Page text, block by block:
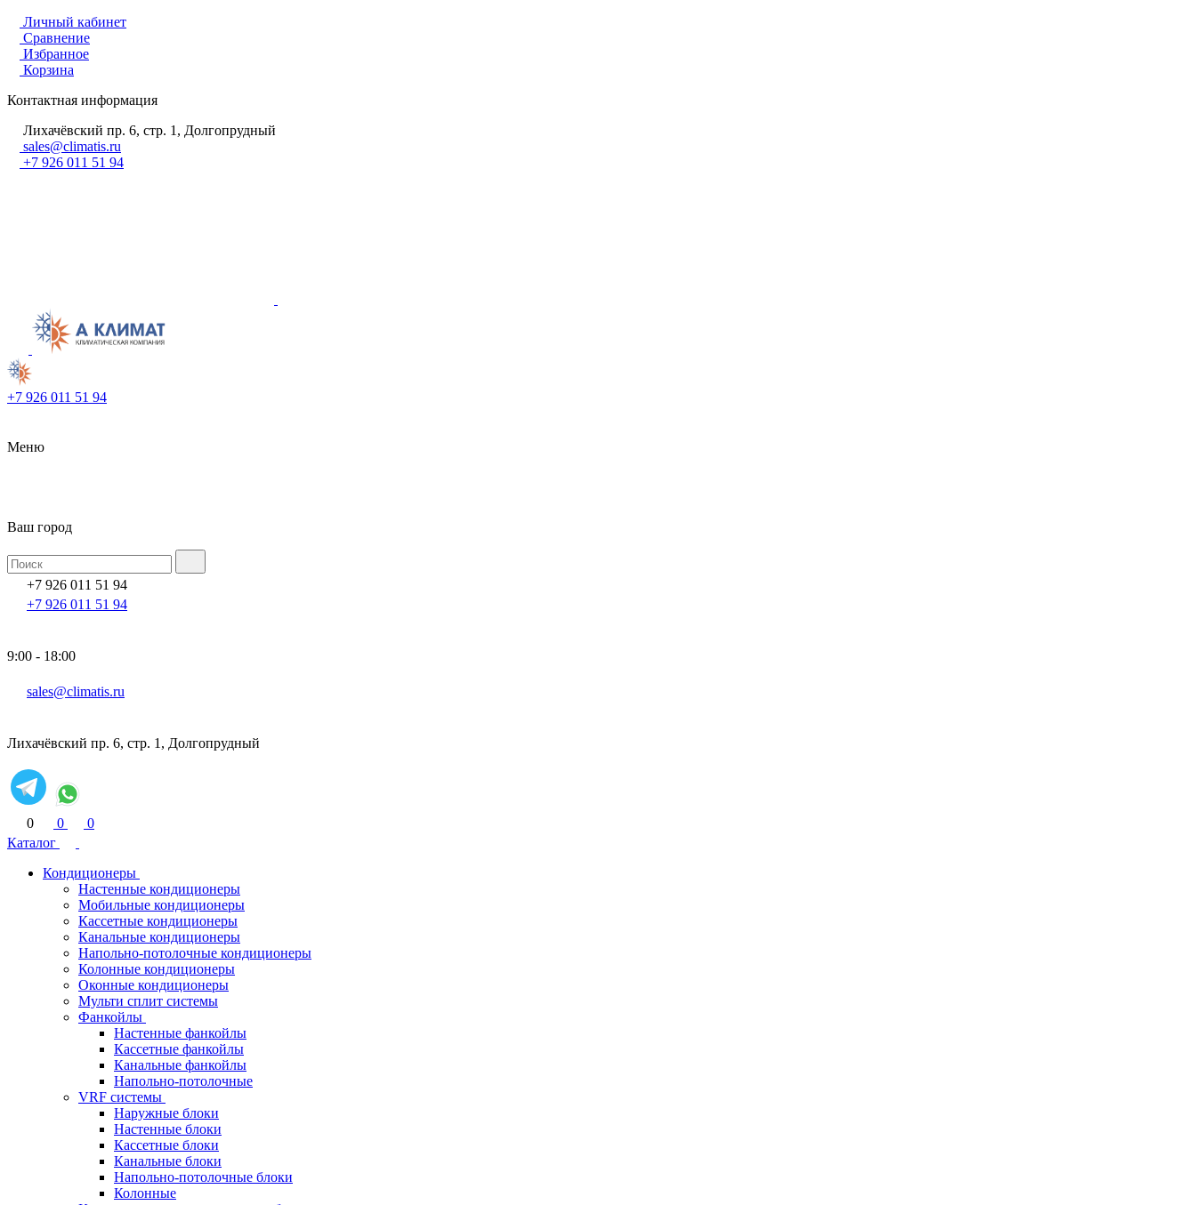
Личный кабинет
Сравнение
Избранное
Корзина
Контактная информация
Лихачёвский пр. 6, стр. 1, Долгопрудный
sales@climatis.ru
+7 926 011 51 94
+7 926 011 51 94
Меню
Ваш город
+7 926 011 51 94
+7 926 011 51 94
9:00 - 18:00
sales@climatis.ru
Лихачёвский пр. 6, стр. 1, Долгопрудный
0 0
0
Каталог
Кондиционеры
Настенные кондиционеры
Мобильные кондиционеры
Кассетные кондиционеры
Канальные кондиционеры
Напольно-потолочные кондиционеры
Колонные кондиционеры
Оконные кондиционеры
Мульти сплит системы
Фанкойлы
Настенные фанкойлы
Кассетные фанкойлы
Канальные фанкойлы
Напольно-потолочные
VRF системы
Наружные блоки
Настенные блоки
Кассетные блоки
Канальные блоки
Напольно-потолочные блоки
Колонные